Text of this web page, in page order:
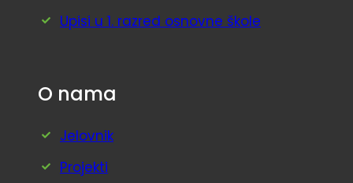
Upisi u 1. razred osnovne škole
O nama
Jelovnik
Projekti